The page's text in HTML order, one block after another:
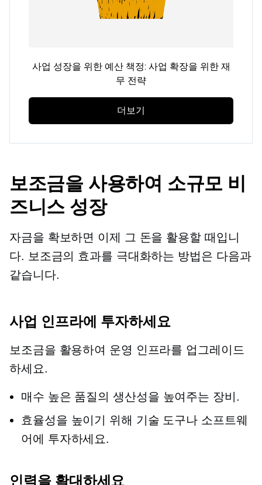
사업 성장을 위한 예산 책정: 사업 확장을 위한 재
무 전략
더보기
보조금을 사용하여 소규모 비
즈니스 성장
자금을 확보하면 이제 그 돈을 활용할 때입니
다. 보조금의 효과를 극대화하는 방법은 다음과
같습니다.
사업 인프라에 투자하세요
보조금을 활용하여 운영 인프라를 업그레이드
하세요.
매수 높은 품질의 생산성을 높여주는 장비.
효율성을 높이기 위해 기술 도구나 소프트웨
어에 투자하세요.
인력을 확대하세요